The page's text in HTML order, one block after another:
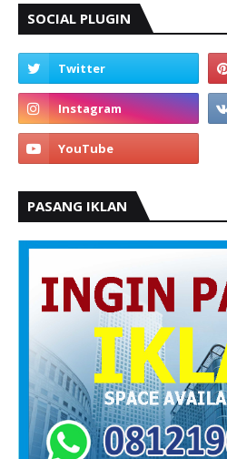
SOCIAL PLUGIN
PASANG IKLAN